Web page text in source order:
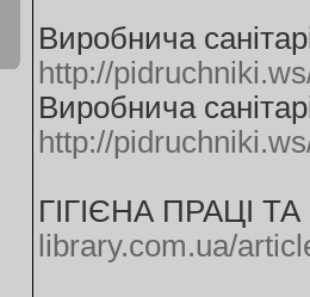
Виробнича
http://
Виробнича
http://
ГІГІЄНА ПРАЦІ
library.com.ua/